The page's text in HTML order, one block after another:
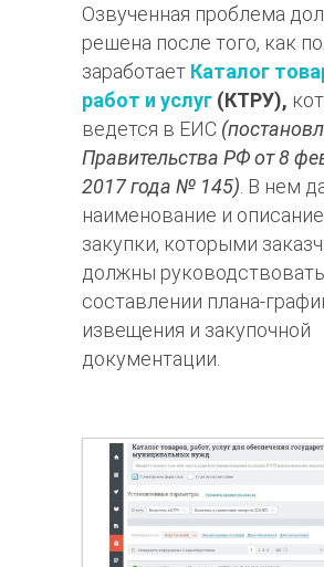
Озвученная проблема
решена после того, как
заработает Каталог
работ и услуг (КТРУ),
ведется в ЕИС
Правительства РФ от 8
2017 года № 145). В нем
наименование и
закупки, которыми
должны
составлении плана-
извещения и закупочной
документации.